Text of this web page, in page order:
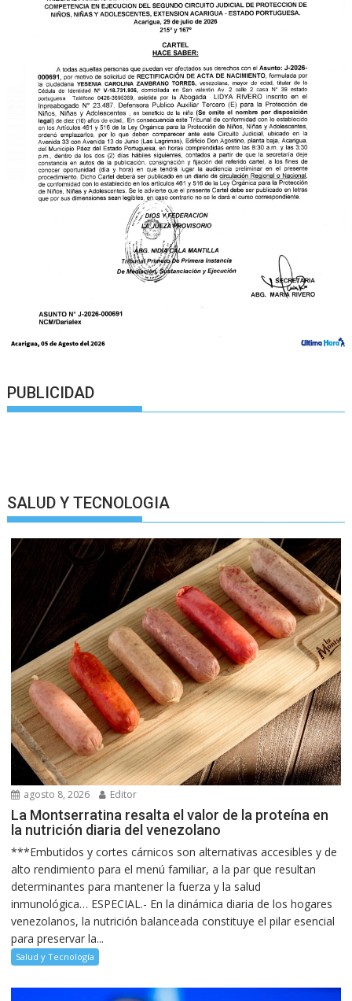
PUBLICIDAD
SALUD Y TECNOLOGIA
agosto 8, 2026 Editor
La Montserratina resalta el valor de la proteína en
la nutrición diaria del venezolano
***Embutidos y cortes cárnicos son alternativas accesibles y de
alto rendimiento para el menú familiar, a la par que resultan
determinantes para mantener la fuerza y la salud
inmunológica… ESPECIAL.- En la dinámica diaria de los hogares
venezolanos, la nutrición balanceada constituye el pilar esencial
para preservar la...
Salud y Tecnología